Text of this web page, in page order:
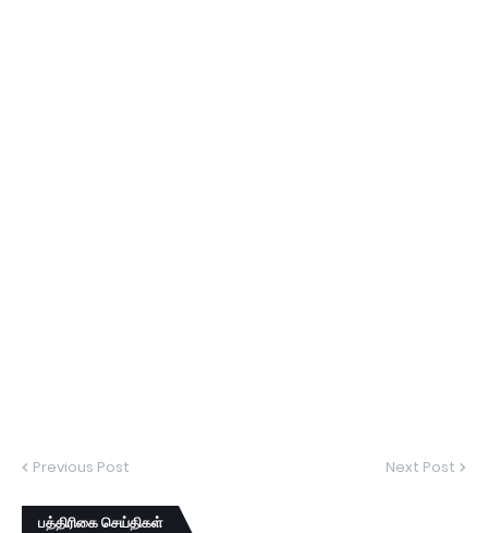
Previous Post Next Post
பத்திரிகை செய்திகள்